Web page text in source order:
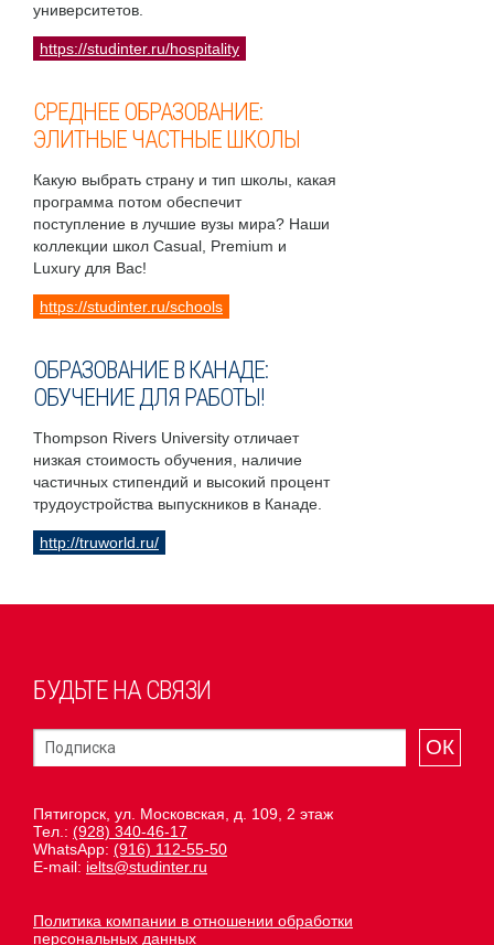
университетов.
https://studinter.ru/hospitality
СРЕДНЕЕ ОБРАЗОВАНИЕ:
ЭЛИТНЫЕ ЧАСТНЫЕ ШКОЛЫ
Какую выбрать страну и тип школы, какая
программа потом обеспечит
поступление в лучшие вузы мира? Наши
коллекции школ Casual, Premium и
Luxury для Вас!
https://studinter.ru/schools
ОБРАЗОВАНИЕ В КАНАДЕ:
ОБУЧЕНИЕ ДЛЯ РАБОТЫ!
Thompson Rivers University отличает
низкая стоимость обучения, наличие
частичных стипендий и высокий процент
трудоустройства выпускников в Канаде.
http://truworld.ru/
БУДЬТЕ НА СВЯЗИ
ОК
Пятигорск, ул. Московская, д. 109, 2 этаж
Тел.: (928) 340-46-17
WhatsApp: (916) 112-55-50
E-mail: ielts@studinter.ru
Политика компании в отношении обработки
персональных данных